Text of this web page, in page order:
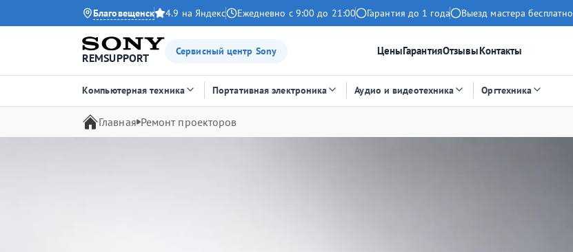
Благовещенск 4.9 на Яндекс Ежедневно с 9:00 до 21:00 Гарантия до 1 года Выезд мастера бесплатно
REMSUPPORT
Сервисный центр Sony ЦеныГарантияОтзывыКонтакты
Компьютерная техника Портативная электроника Аудио и видеотехника Оргтехника
Главная Ремонт проекторов